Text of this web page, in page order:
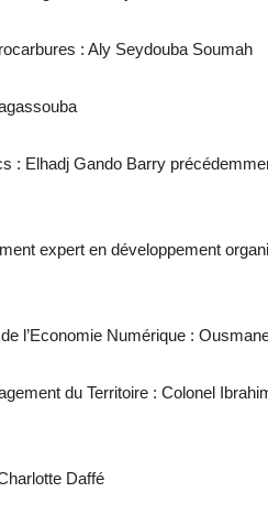
: Aly Seydouba Soumah
: Elhadj Gando Barry
expert en développement
l’Economie Numérique :
du Territoire : Colonel
Daffé